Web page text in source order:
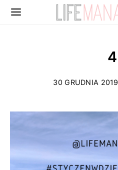
4
30 GRUDNIA 2019